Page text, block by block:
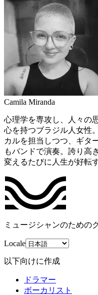
Camila Miranda
心理学を専攻し、人々の
心を持つブラジル人女性
カルを担当しつつ、ギタ
もバンドで演奏。誇り高
変えるたびに人生が好転
ミュージシャンのための
Locale
以下向けに作成
ドラマー
ボーカリスト